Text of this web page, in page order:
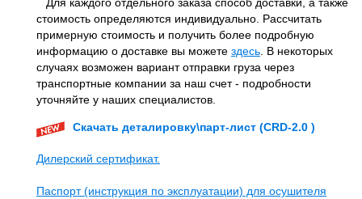
стоимость определяются индивидуально. Рассчитать
примерную стоимость и получить более подробную
информацию о доставке вы можете здесь . В некоторых
случаях возможен вариант отправки груза через
транспортные компании за наш счет - подробности
уточняйте у наших специалистов.
Скачать деталировку\парт-лист (CRD-2.0 )
Дилерский сертификат.
Паспорт (инструкция по эксплуатации) для осушителя